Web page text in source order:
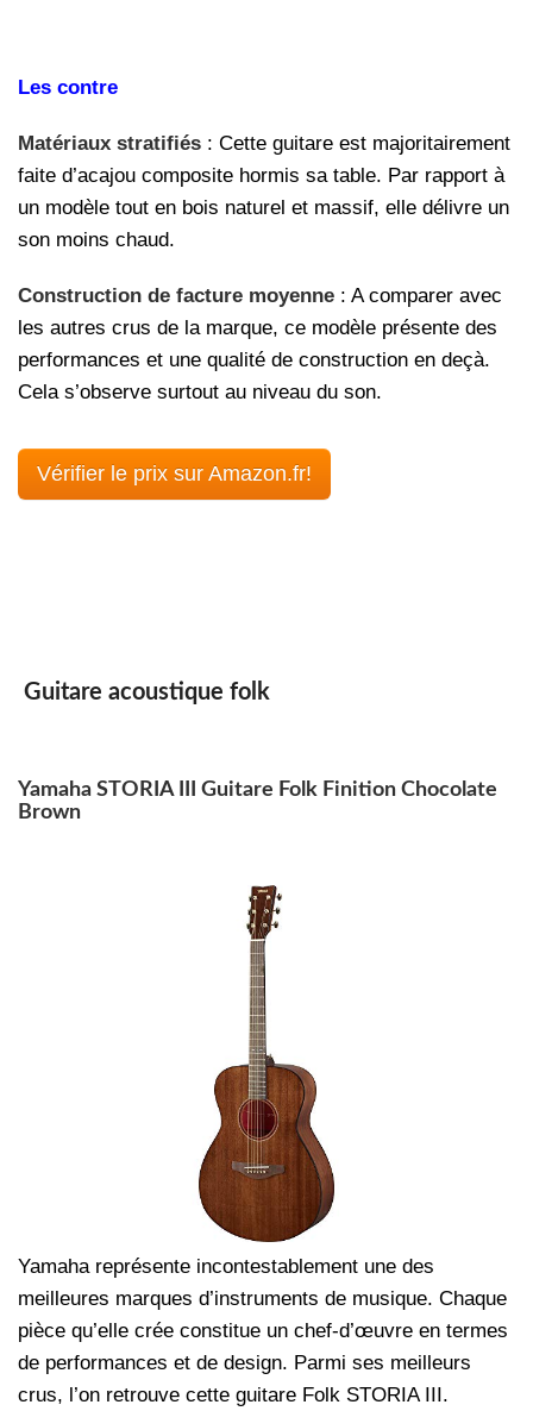
Les contre
Matériaux stratifiés : Cette guitare est majoritairement
faite d’acajou composite hormis sa table. Par rapport à
un modèle tout en bois naturel et massif, elle délivre un
son moins chaud.
Construction de facture moyenne : A comparer avec
les autres crus de la marque, ce modèle présente des
performances et une qualité de construction en deçà.
Cela s’observe surtout au niveau du son.
Vérifier le prix sur Amazon.fr!
Guitare acoustique folk
Yamaha STORIA III Guitare Folk Finition Chocolate
Brown
Yamaha représente incontestablement une des
meilleures marques d’instruments de musique. Chaque
pièce qu’elle crée constitue un chef-d’œuvre en termes
de performances et de design. Parmi ses meilleurs
crus, l’on retrouve cette guitare Folk STORIA III.